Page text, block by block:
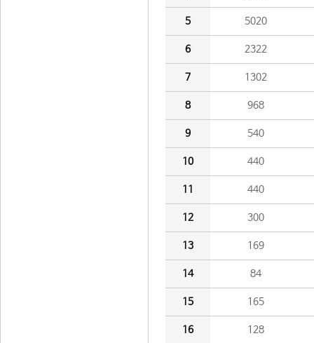
5 5020
6 2322
7 1302
8 968
9 540
10 440
11 440
12 300
13 169
14 84
15 165
16 128